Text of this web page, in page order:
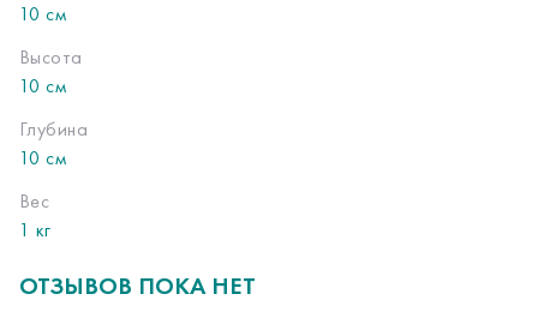
10 см
Высота
10 см
Глубина
10 см
Вес
1 кг
ОТЗЫВОВ ПОКА НЕТ